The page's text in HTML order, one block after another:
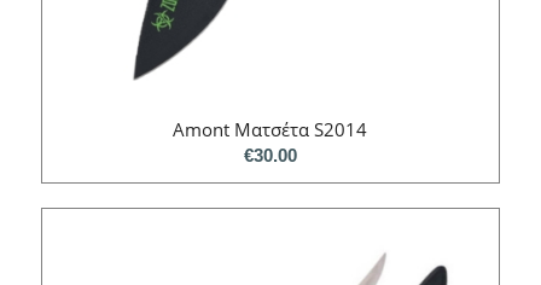
Amont Ματσέτα S2014
€30.00